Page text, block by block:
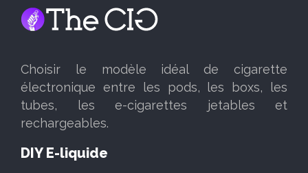
Choisir le modèle idéal de cigarette
électronique entre les pods, les boxs, les
tubes, les e-cigarettes jetables et
rechargeables.
DIY E-liquide